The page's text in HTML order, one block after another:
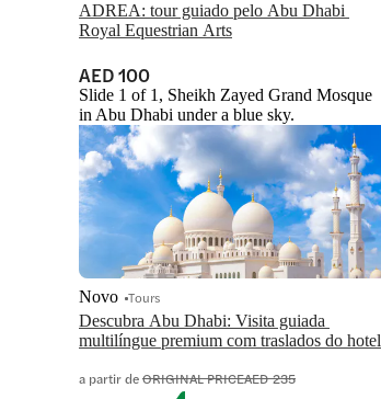
ADREA: tour guiado pelo Abu Dhabi
Royal Equestrian Arts
AED 100
Slide 1 of 1, Sheikh Zayed Grand Mosque
in Abu Dhabi under a blue sky.
Descubra Abu Dhabi: Visita guiada
multilíngue premium com traslados do hotel
Novo Tours
a partir deORIGINAL PRICEAED 235